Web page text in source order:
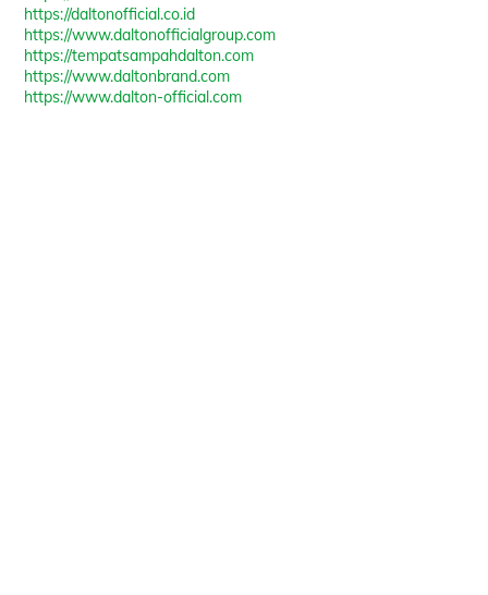
https://daltonofficial.co.id
https://www.daltonofficialgroup.com
https://tempatsampahdalton.com
https://www.daltonbrand.com
https://www.dalton-official.com